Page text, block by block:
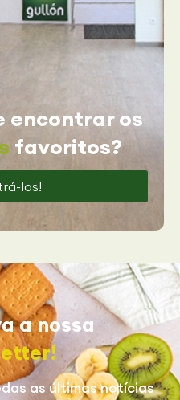
encontrar os
favoritos?
los!
a nossa
as últimas notícias